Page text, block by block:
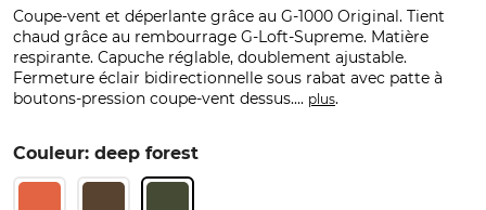
Coupe-vent et déperlante grâce au G-1000 Original. Tient
chaud grâce au rembourrage G-Loft-Supreme. Matière
respirante. Capuche réglable, doublement ajustable.
Fermeture éclair bidirectionnelle sous rabat avec patte à
boutons-pression coupe-vent dessus.... plus.
Couleur: deep forest